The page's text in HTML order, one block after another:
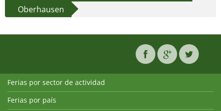
Oberhausen
Ferias por sector de actividad
Ferias por país